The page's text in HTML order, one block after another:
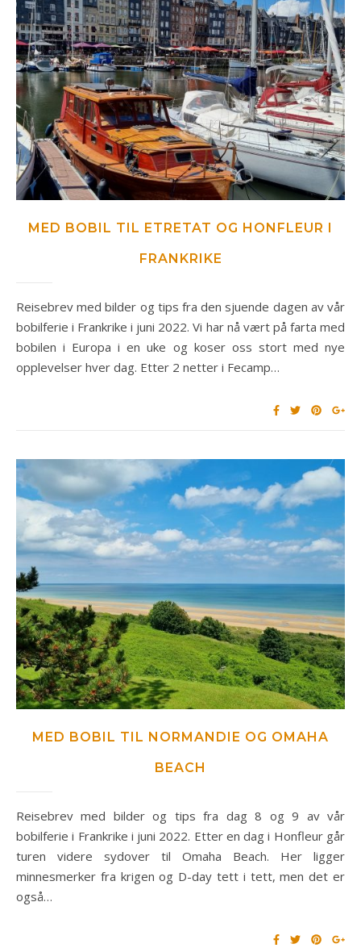
MED BOBIL TIL ETRETAT OG HONFLEUR I
FRANKRIKE
Reisebrev med bilder og tips fra den sjuende dagen av vår
bobilferie i Frankrike i juni 2022. Vi har nå vært på farta med
bobilen i Europa i en uke og koser oss stort med nye
opplevelser hver dag. Etter 2 netter i Fecamp…
MED BOBIL TIL NORMANDIE OG OMAHA
BEACH
Reisebrev med bilder og tips fra dag 8 og 9 av vår
bobilferie i Frankrike i juni 2022. Etter en dag i Honfleur går
turen videre sydover til Omaha Beach. Her ligger
minnesmerker fra krigen og D-day tett i tett, men det er
også…